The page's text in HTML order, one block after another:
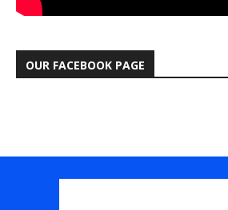
OUR FACEBOOK PAGE